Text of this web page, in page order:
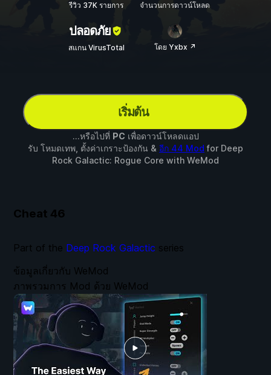
รีวิว 37K รายการ จำนวนการดาวน์โหลด
ปลอดภัย
สแกน VirusTotal โดย Yxbx ↗
เริ่มต้น
...หรือไปที่ PC เพื่อดาวน์โหลดแอป
รับ โหมดเทพ, ตั้งค่าเกราะป้องกัน & อีก 44 Mod for Deep
Rock Galactic: Rogue Core with WeMod
Cheat 46
ข้อมูลเกี่ยวกับ WeMod
ภาพรวมการ Mod ด้วย WeMod
Part of the Deep Rock Galactic series